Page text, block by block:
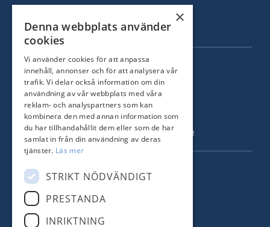
Om oss
KONTAKT
Strandvägen 67
115 23 Stockholm
Tel: +46 8 731 51 00
info@nordstrandsmakleri.se
FÖLJ OSS
×
Denna webbplats använder
cookies
Vi använder cookies för att anpassa
innehåll, annonser och för att analysera vår
trafik. Vi delar också information om din
användning av vår webbplats med våra
reklam- och analyspartners som kan
kombinera den med annan information som
du har tillhandahållit dem eller som de har
samlat in från din användning av deras
tjänster. Läs mer
STRIKT NÖDVÄNDIGT
PRESTANDA
INRIKTNING